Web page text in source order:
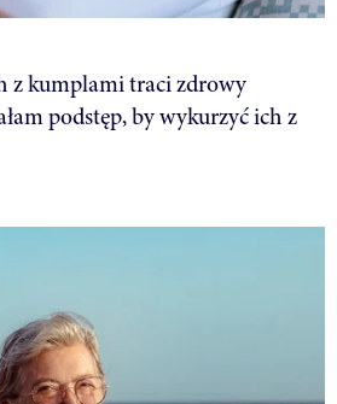
z kumplami traci zdrowy
podstęp, by wykurzyć ich z